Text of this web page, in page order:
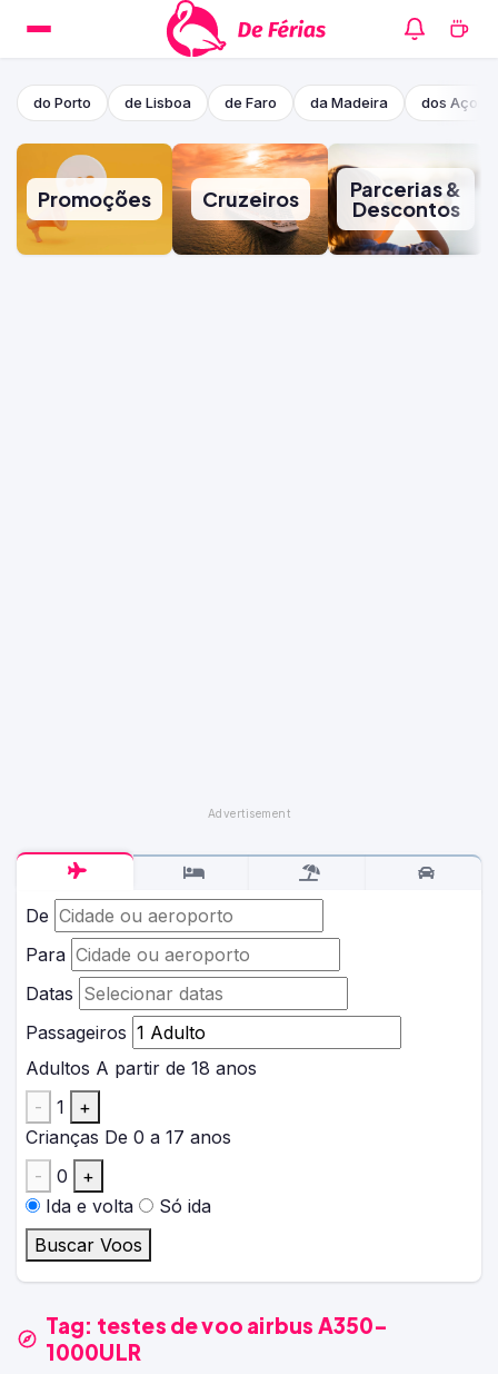
do Porto de Lisboa de Faro da Madeira dos
Promoções Cruzeiros Parcerias &
Descontos
De
Para
Datas
Passageiros
Adultos A partir de 18 anos
-
1
+
Crianças De 0 a 17 anos
-
0
+
Ida e volta
Só ida
Buscar Voos
Tag: testes de voo airbus A350-
1000ULR